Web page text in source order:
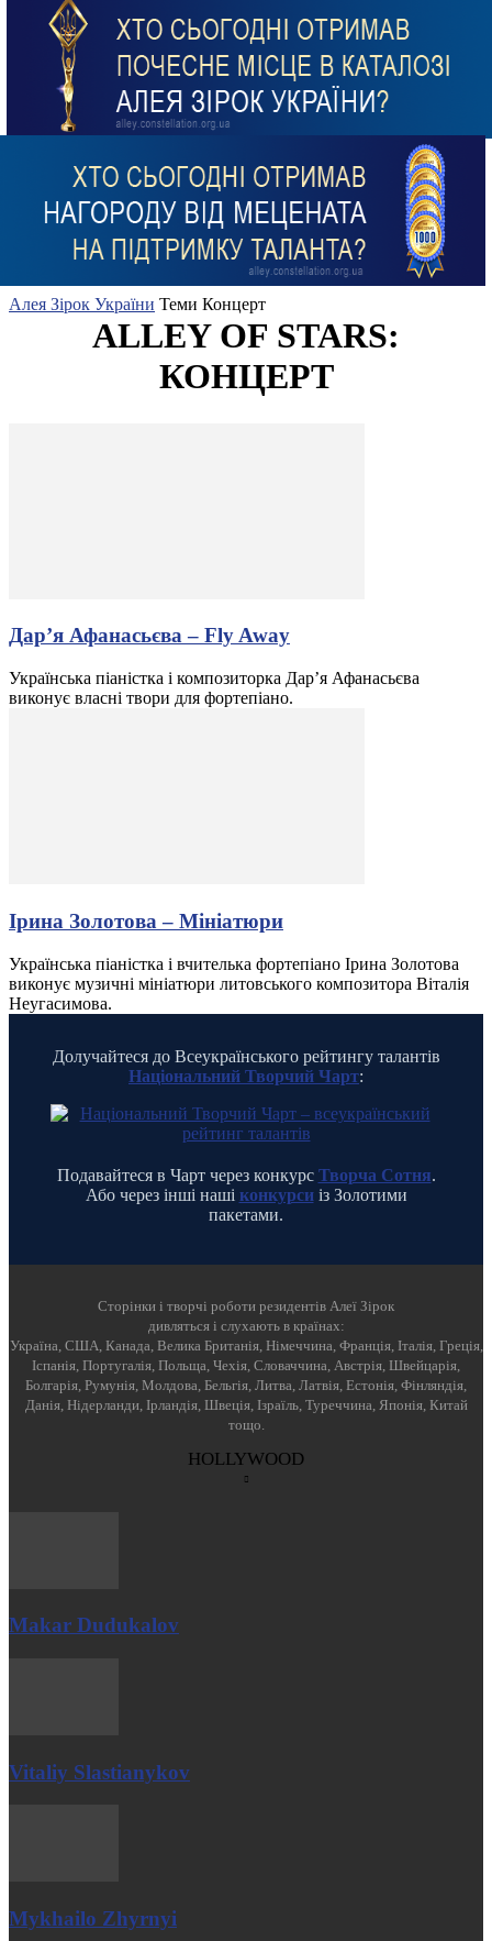
Алея Зірок України Теми Концерт
ALLEY OF STARS:
КОНЦЕРТ
Дар’я Афанасьєва – Fly Away
Українська піаністка і композиторка Дар’я Афанасьєва
виконує власні твори для фортепіано.
Ірина Золотова – Мініатюри
Українська піаністка і вчителька фортепіано Ірина Золотова
виконує музичні мініатюри литовського композитора Віталія
Неугасимова.
Долучайтеся до Всеукраїнського рейтингу талантів
Національний Творчий Чарт:
Подавайтеся в Чарт через конкурс Творча Сотня.
Або через інші наші конкурсиіз Золотими
пакетами.
Cторінки і творчі роботи резидентів Алеї Зірок
дивляться і слухають в країнах:
Україна, США, Канада, Велика Британія, Німеччина, Франція, Італія, Греція,
Іспанія, Португалія, Польща, Чехія, Словаччина, Австрія, Швейцарія,
Болгарія, Румунія, Молдова, Бельгія, Литва, Латвія, Естонія, Фінляндія,
Данія, Нідерланди, Ірландія, Швеція, Ізраїль, Туреччина, Японія, Китай
тощо.
HOLLYWOOD
Makar Dudukalov
Vitaliy Slastianykov
Mykhailo Zhyrnyi